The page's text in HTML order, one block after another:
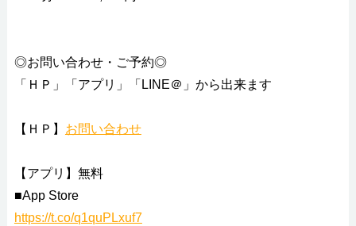
◎お問い合わせ・ご予約◎
「ＨＰ」「アプリ」「LINE＠」から出来ます
【ＨＰ】 お問い合わせ
【アプリ】無料
■App Store
https://t.co/q1quPLxuf7